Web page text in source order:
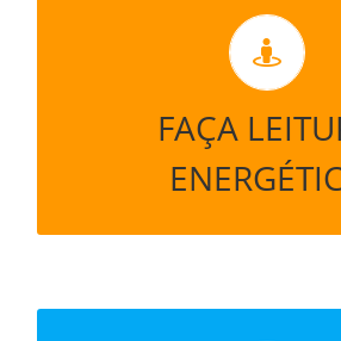
FAÇA
VÁ DIRETO AO PONTO
CAUSAS